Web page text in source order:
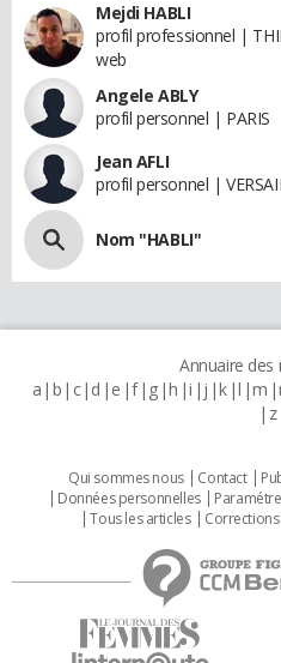
Mejdi HABLI
profil professionnel |
web
Angele ABLY
profil personnel | PARIS
Jean AFLI
profil personnel |
Nom "HABLI"
Annuaire des
a b c d e f g h i j k l m
z
Qui sommes nous Contact
Données personnelles
Tous les articles
Corrections